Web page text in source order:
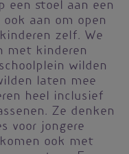
een stoel aan een
aan om open
zelf. We
met kinderen
wilden
laten mee
heel inclusief
Ze denken
voor jongere
ook met